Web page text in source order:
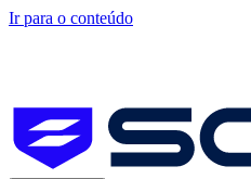
Ir para o conteúdo